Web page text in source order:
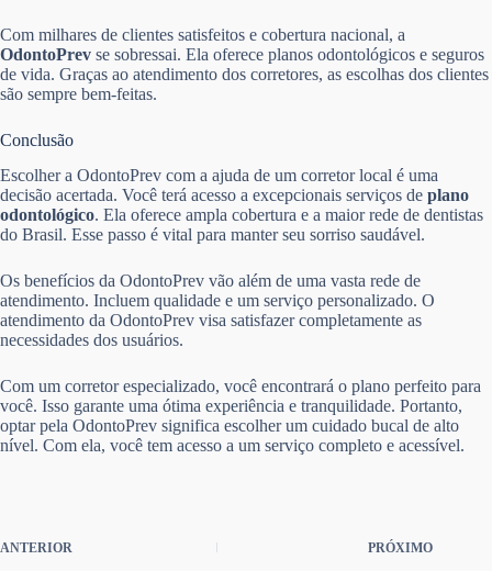
Com milhares de clientes satisfeitos e cobertura nacional, a
OdontoPrev se sobressai. Ela oferece planos odontológicos e seguros
de vida. Graças ao atendimento dos corretores, as escolhas dos clientes
são sempre bem-feitas.
Conclusão
Escolher a OdontoPrev com a ajuda de um corretor local é uma
decisão acertada. Você terá acesso a excepcionais serviços de plano
odontológico. Ela oferece ampla cobertura e a maior rede de dentistas
do Brasil. Esse passo é vital para manter seu sorriso saudável.
Os benefícios da OdontoPrev vão além de uma vasta rede de
atendimento. Incluem qualidade e um serviço personalizado. O
atendimento da OdontoPrev visa satisfazer completamente as
necessidades dos usuários.
Com um corretor especializado, você encontrará o plano perfeito para
você. Isso garante uma ótima experiência e tranquilidade. Portanto,
optar pela OdontoPrev significa escolher um cuidado bucal de alto
nível. Com ela, você tem acesso a um serviço completo e acessível.
ANTERIOR PRÓXIMO